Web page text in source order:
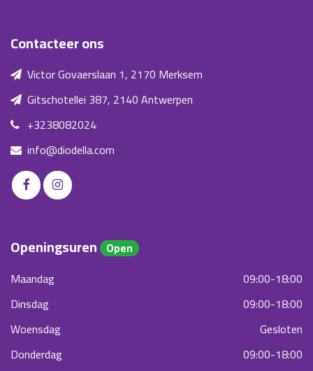
Contacteer ons
Victor Govaerslaan 1, 2170 Merksem
Gitschotellei 387, 2140 Antwerpen
+3238082024
info@diodella.com
Openingsuren Open
Maandag
09:00-18:00
Dinsdag
09:00-18:00
Woensdag
Gesloten
Donderdag
09:00-18:00